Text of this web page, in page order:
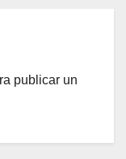
publicar un